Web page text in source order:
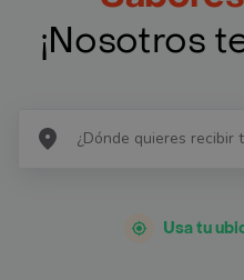
¡Nosotros
Usa tu